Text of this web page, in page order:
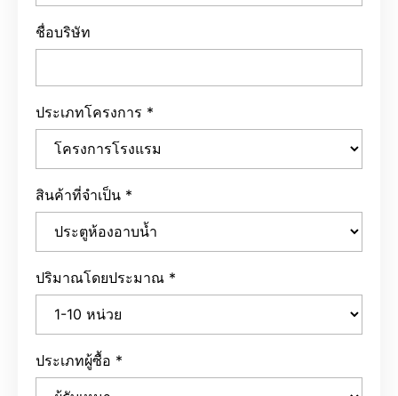
ชื่อบริษัท
ประเภทโครงการ *
สินค้าที่จำเป็น *
ปริมาณโดยประมาณ *
ประเภทผู้ซื้อ *